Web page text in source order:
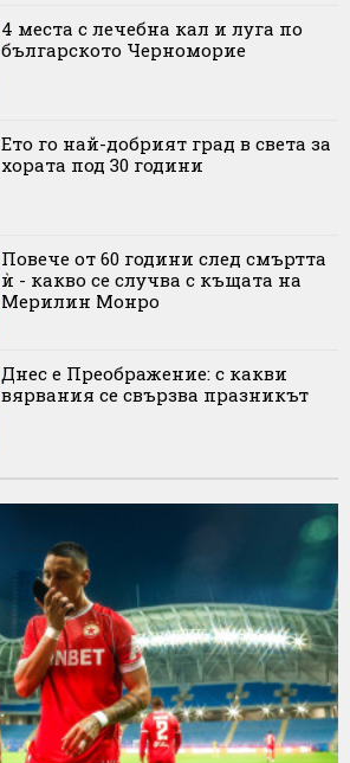
4 места с лечебна кал и луга по
българското Черноморие
Ето го най-добрият град в света за
хората под 30 години
Повече от 60 години след смъртта
ѝ - какво се случва с къщата на
Мерилин Монро
Днес е Преображение: с какви
вярвания се свързва празникът